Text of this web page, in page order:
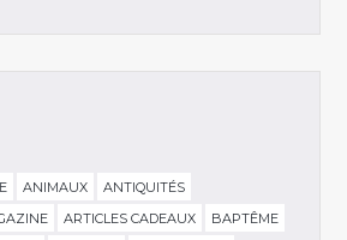
ANIMAUX
ANTIQUITÉS
ARTICLES CADEAUX
BAPTÊME